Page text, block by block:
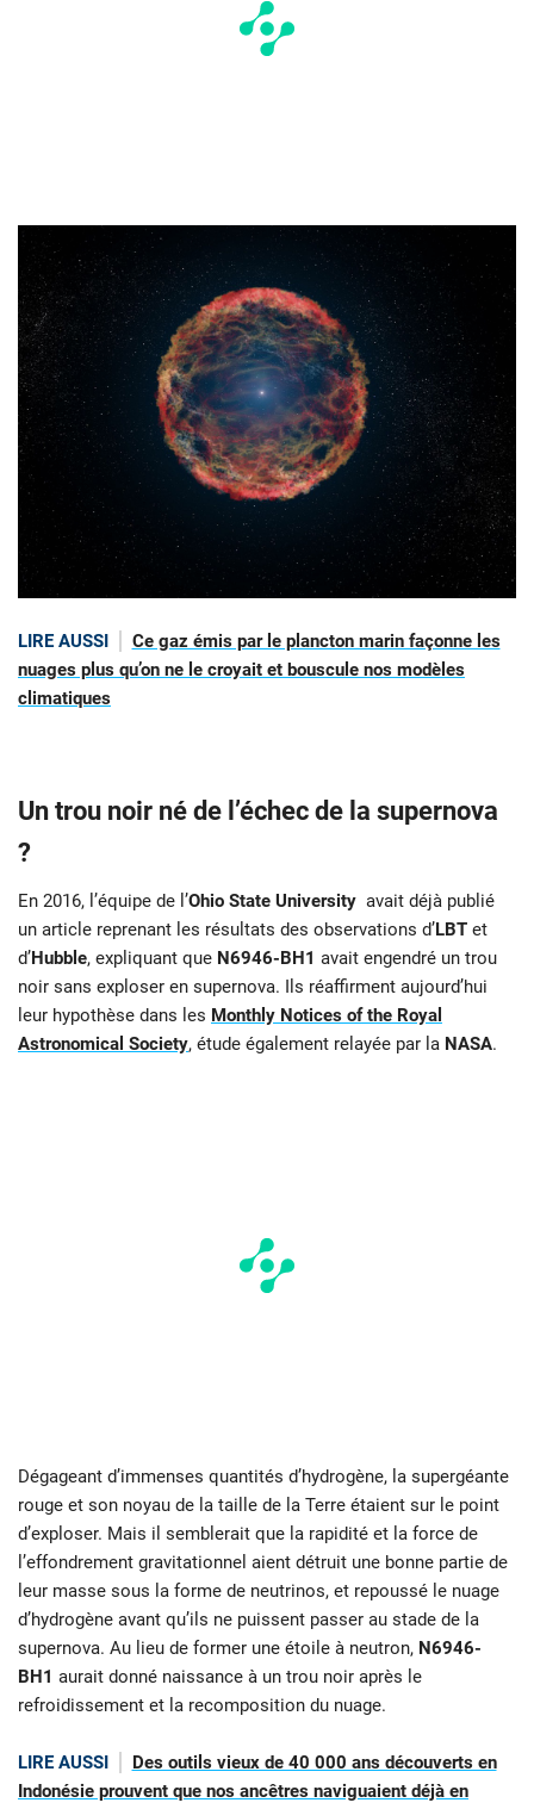
LIRE AUSSI
Ce gaz émis par le plancton marin façonne les
nuages plus qu’on ne le croyait et bouscule nos modèles
climatiques
Un trou noir né de l’échec de la supernova
?
En 2016, l’équipe de l’Ohio State University avait déjà publié
un article reprenant les résultats des observations d’LBT et
d’Hubble, expliquant que N6946-BH1 avait engendré un trou
noir sans exploser en supernova. Ils réaffirment aujourd’hui
leur hypothèse dans les Monthly Notices of the Royal
Astronomical Society, étude également relayée par la NASA.
Dégageant d’immenses quantités d’hydrogène, la supergéante
rouge et son noyau de la taille de la Terre étaient sur le point
d’exploser. Mais il semblerait que la rapidité et la force de
l’effondrement gravitationnel aient détruit une bonne partie de
leur masse sous la forme de neutrinos, et repoussé le nuage
d’hydrogène avant qu’ils ne puissent passer au stade de la
supernova. Au lieu de former une étoile à neutron, N6946-
BH1 aurait donné naissance à un trou noir après le
refroidissement et la recomposition du nuage.
LIRE AUSSI
Des outils vieux de 40 000 ans découverts en
Indonésie prouvent que nos ancêtres naviguaient déjà en